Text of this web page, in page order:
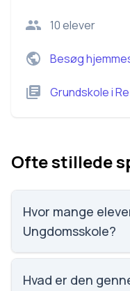
10elever
Besøg
Grundskolei
Ofte stillede
Hvor mange
Ungdomsskole?
Rebild
nummer 2544 ud af
Hvad er den